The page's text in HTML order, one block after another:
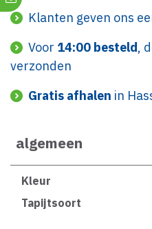
Klanten geven ons
Voor 14:00 besteld,
verzonden
Gratis afhalen in
algemeen
Kleur
Tapijtsoort